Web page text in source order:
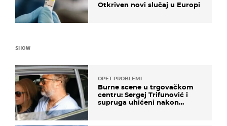
Otkriven novi slučaj u Europi
SHOW
OPET PROBLEMI
Burne scene u trgovačkom
centru: Sergej Trifunović i
supruga uhićeni nakon